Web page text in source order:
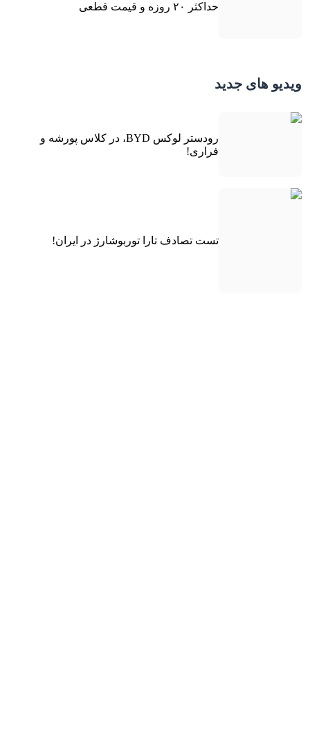
حداکثر ۲۰ روزه و قیمت قطعی
ویدیو های جدید
رودستر لوکس BYD، در کلاس پورشه و
فراری!
تست تصادف تارا توربوشارژ در ایران!